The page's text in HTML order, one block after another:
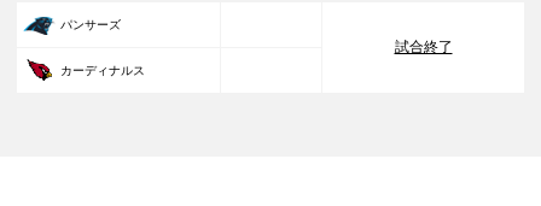
パンサーズ
試合終了
カーディナルス